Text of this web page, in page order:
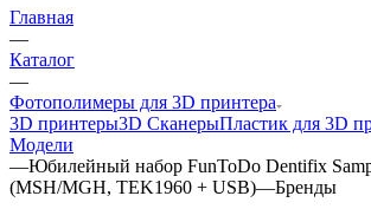
Главная
—
Каталог
—
Фотополимеры для 3D принтера
3D принтеры3D СканерыПластик для 3D
Модели
—Юбилейный набор FunToDo Dentifix
(MSH/MGH, TEK1960 + USB)—Бренды